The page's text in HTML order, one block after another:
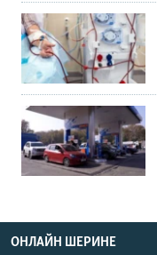
ОНЛАЙН ШЕРИНЕ